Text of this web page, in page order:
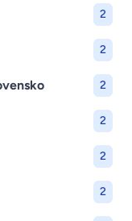
2
2
2
2
2
2